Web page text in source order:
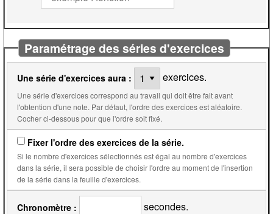
Paramétrage des séries d'exercices
Une série d'exercices aura : exercices.
Une série d'exercices correspond au travail qui doit être fait avant
l'obtention d'une note. Par défaut, l'ordre des exercices est aléatoire.
Cocher ci-dessous pour que l'ordre soit fixé.
Fixer l'ordre des exercices de la série.
Si le nombre d'exercices sélectionnés est égal au nombre d'exercices
dans la série, il sera possible de choisir l'ordre au moment de l'insertion
de la série dans la feuille d'exercices.
Chronomètre : secondes.